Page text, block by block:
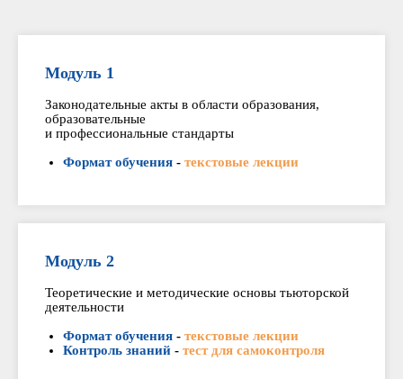
Модуль 1
Законодательные акты в области образования,
образовательные
и профессиональные стандарты
Формат обучения - текстовые лекции
Модуль 2
Теоретические и методические основы тьюторской
деятельности
Формат обучения - текстовые лекции
Контроль знаний - тест для самоконтроля